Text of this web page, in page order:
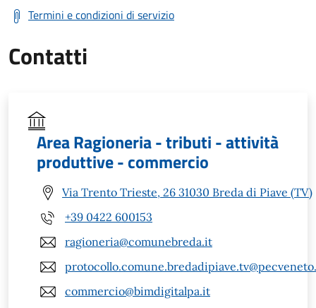
Termini e condizioni di servizio
Contatti
Area Ragioneria - tributi - attività
produttive - commercio
Via Trento Trieste, 26 31030 Breda di Piave (TV)
+39 0422 600153
ragioneria@comunebreda.it
commercio@bimdigitalpa.it